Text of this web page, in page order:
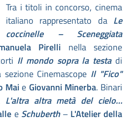
Tra i titoli in concorso, cinema
italiano rappresentato da Le
coccinelle – Sceneggiata
Pirelli nella sezione
Il mondo sopra la testa di
Cinemascope Il "Fico"
Mai e Giovanni Minerba. Binari
L'altra altra metà del cielo…
e Schuberth– L'Atelier della